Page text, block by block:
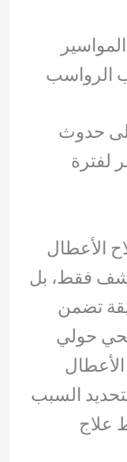
الرواسب
حدوث
لفترة
الأعطال
فقط، بل
تضمن
حولي
السبب
علاج